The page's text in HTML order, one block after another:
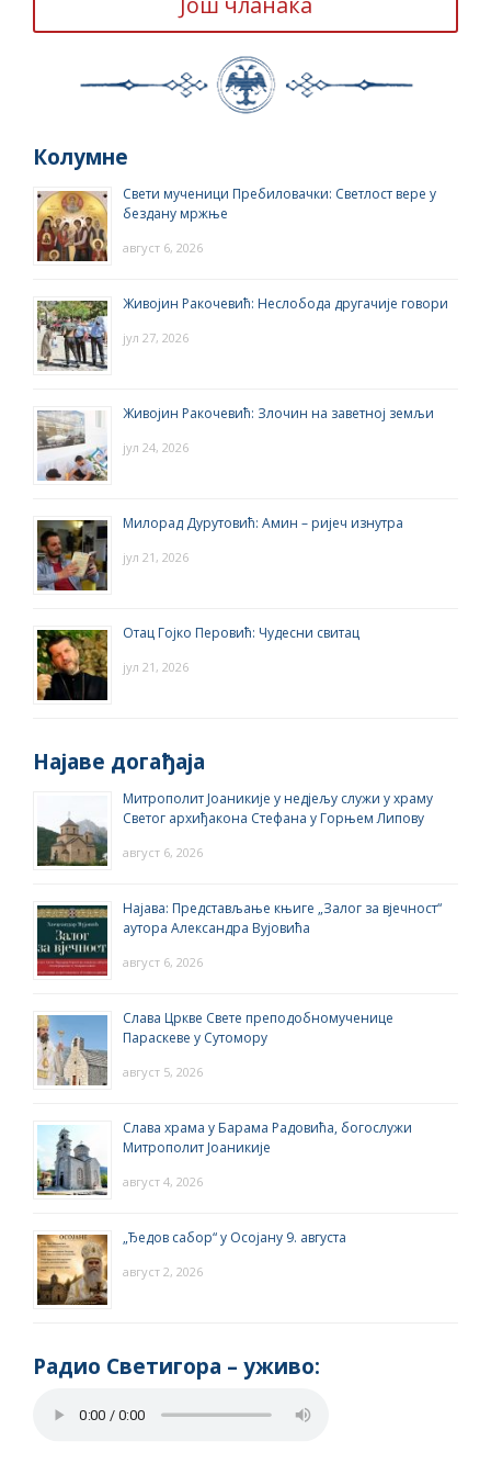
Колумне
Свети мученици Пребиловачки: Светлост вере у
бездану мржње
август 6, 2026
Живојин Ракочевић: Неслобода другачије говори
јул 27, 2026
Живојин Ракочевић: Злочин на заветној земљи
јул 24, 2026
Милорад Дурутовић: Амин – ријеч изнутра
јул 21, 2026
Отац Гојко Перовић: Чудесни свитац
јул 21, 2026
Најаве догађаја
Митрополит Јоаникије у недјељу служи у храму
Светог архиђакона Стефана у Горњем Липову
август 6, 2026
Најава: Представљање књиге „Залог за вјечност“
аутора Александра Вујовића
август 6, 2026
Слава Цркве Свете преподобномученице
Параскеве у Сутомору
август 5, 2026
Слава храма у Барама Радовића, богослужи
Митрополит Јоаникије
август 4, 2026
„Ђедов сабор“ у Осојану 9. августа
август 2, 2026
Радио Светигора – yживо: